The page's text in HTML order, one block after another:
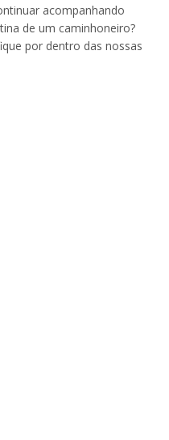
acompanhando
de um caminhoneiro?
por dentro das nossas